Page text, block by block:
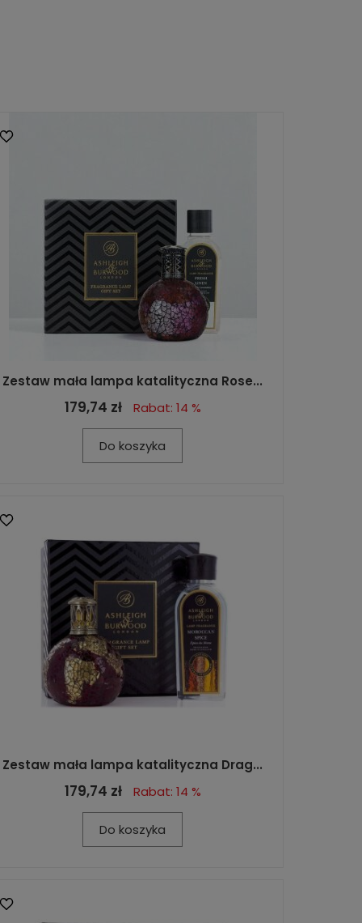
Zestaw mała lampa katalityczna Rose...
179,74 zł Rabat: 14 %
Do koszyka
Zestaw mała lampa katalityczna Drag...
179,74 zł Rabat: 14 %
Do koszyka